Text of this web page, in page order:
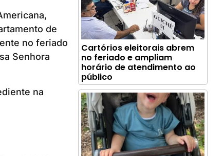
de
no feriado
Senhora
na
Cartórios eleitorais abrem
no feriado e ampliam
horário de atendimento ao
público